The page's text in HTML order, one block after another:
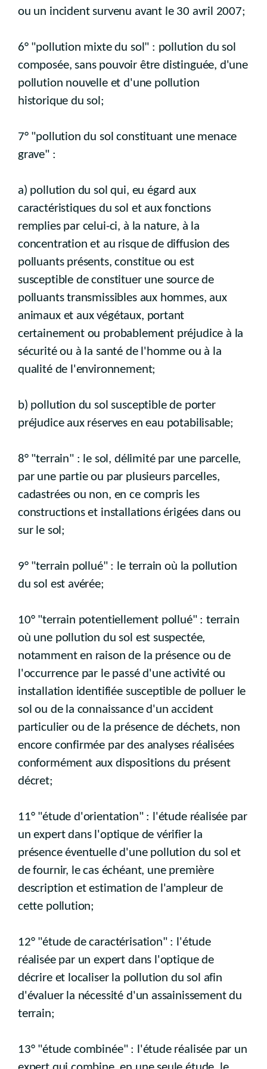
ou un incident survenu avant le 30 avril 2007;
6° "pollution mixte du sol" : pollution du sol
composée, sans pouvoir être distinguée, d'une
pollution nouvelle et d'une pollution
historique du sol;
7° "pollution du sol constituant une menace
grave" :
a) pollution du sol qui, eu égard aux
caractéristiques du sol et aux fonctions
remplies par celui-ci, à la nature, à la
concentration et au risque de diffusion des
polluants présents, constitue ou est
susceptible de constituer une source de
polluants transmissibles aux hommes, aux
animaux et aux végétaux, portant
certainement ou probablement préjudice à la
sécurité ou à la santé de l'homme ou à la
qualité de l'environnement;
b) pollution du sol susceptible de porter
préjudice aux réserves en eau potabilisable;
8° "terrain" : le sol, délimité par une parcelle,
par une partie ou par plusieurs parcelles,
cadastrées ou non, en ce compris les
constructions et installations érigées dans ou
sur le sol;
9° "terrain pollué" : le terrain où la pollution
du sol est avérée;
10° "terrain potentiellement pollué" : terrain
où une pollution du sol est suspectée,
notamment en raison de la présence ou de
l'occurrence par le passé d'une activité ou
installation identifiée susceptible de polluer le
sol ou de la connaissance d'un accident
particulier ou de la présence de déchets, non
encore confirmée par des analyses réalisées
conformément aux dispositions du présent
décret;
11° "étude d'orientation" : l'étude réalisée par
un expert dans l'optique de vérifier la
présence éventuelle d'une pollution du sol et
de fournir, le cas échéant, une première
description et estimation de l'ampleur de
cette pollution;
12° "étude de caractérisation" : l'étude
réalisée par un expert dans l'optique de
décrire et localiser la pollution du sol afin
d'évaluer la nécessité d'un assainissement du
terrain;
13° "étude combinée" : l'étude réalisée par un